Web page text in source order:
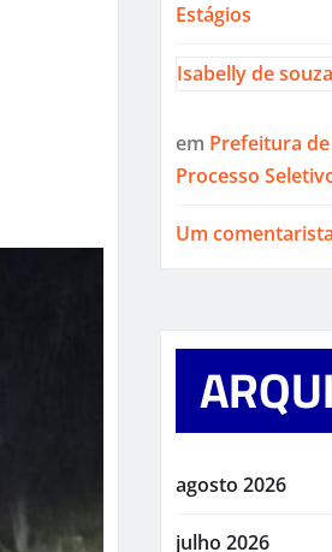
Estágios
Isabelly de
em Prefeitura
Processo
Um
agosto 2026
julho 2026